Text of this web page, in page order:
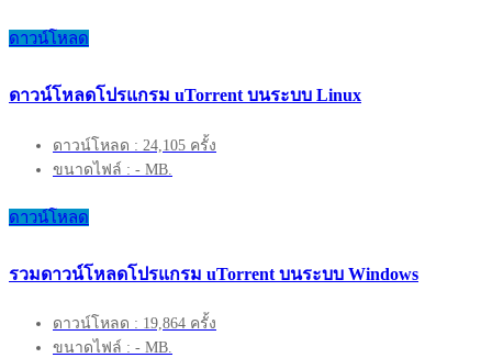
ดาวน์โหลด
ดาวน์โหลดโปรแกรม uTorrent บนระบบ Linux
ดาวน์โหลด : 24,105 ครั้ง
ขนาดไฟล์ : - MB.
ดาวน์โหลด
รวมดาวน์โหลดโปรแกรม uTorrent บนระบบ Windows
ดาวน์โหลด : 19,864 ครั้ง
ขนาดไฟล์ : - MB.